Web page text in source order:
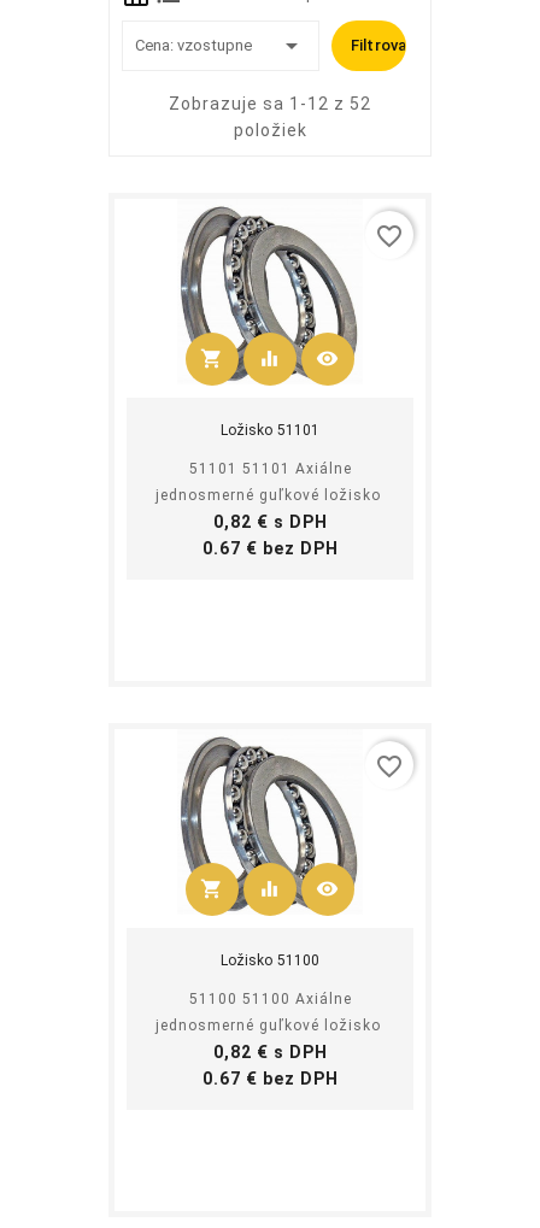
Cena: vzostupne  Filtrovať
Zobrazuje sa 1-12 z 52
položiek
shopping_cart
Kúpiť
equalizer visibility
Ložisko 51101
51101 51101 Axiálne
jednosmerné guľkové ložisko
Cena
0,82 € s DPH
0.67 € bez DPH
favorite_border
shopping_cart
Kúpiť
equalizer visibility
Ložisko 51100
51100 51100 Axiálne
jednosmerné guľkové ložisko
Cena
0,82 € s DPH
0.67 € bez DPH
favorite_border